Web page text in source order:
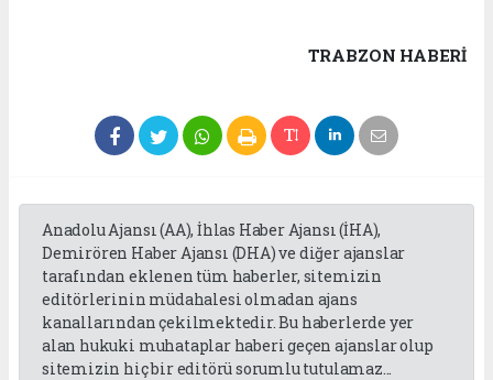
TRABZON HABERİ
Anadolu Ajansı (AA), İhlas Haber Ajansı (İHA),
Demirören Haber Ajansı (DHA) ve diğer ajanslar
tarafından eklenen tüm haberler, sitemizin
editörlerinin müdahalesi olmadan ajans
kanallarından çekilmektedir. Bu haberlerde yer
alan hukuki muhataplar haberi geçen ajanslar olup
sitemizin hiç bir editörü sorumlu tutulamaz...